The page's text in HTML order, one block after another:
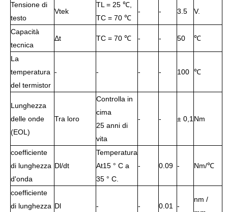
Tensione di
testo
Vtek
TL = 25 ℃,
TC = 70 ℃
- - 3.5 V.
Capacità
tecnica
Δt TC = 70 ℃ - - 50 ℃
La
temperatura
del termistor
- - - - 100 ℃
Lunghezza
delle onde
(EOL)
Tra loro
Controlla in
cima
25 anni di
vita
- - ± 0,1 Nm
coefficiente
di lunghezza
d'onda
Dl/dt
Temperatura
At15 ° C a
35 ° C.
- 0.09 - Nm/℃
coefficiente
di lunghezza Dl - - 0.01 -
nm /